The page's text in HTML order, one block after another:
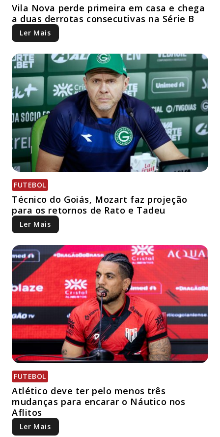
Vila Nova perde primeira em casa e chega
a duas derrotas consecutivas na Série B
Ler Mais
FUTEBOL
Técnico do Goiás, Mozart faz projeção
para os retornos de Rato e Tadeu
Ler Mais
FUTEBOL
Atlético deve ter pelo menos três
mudanças para encarar o Náutico nos
Aflitos
Ler Mais